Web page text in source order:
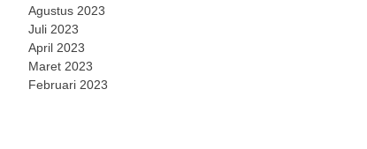
Agustus 2023
Juli 2023
April 2023
Maret 2023
Februari 2023